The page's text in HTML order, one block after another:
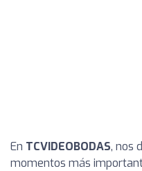
En TCVIDEOBODAS, nos
momentos más